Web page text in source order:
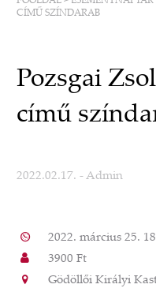
CÍMŰ SZÍNDARAB
Pozsgai
című
2022.02.17. - Admin
2022. március 25.
3900 Ft
Gödöllői Királyi